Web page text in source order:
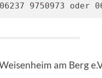
9750973 oder
am Berg